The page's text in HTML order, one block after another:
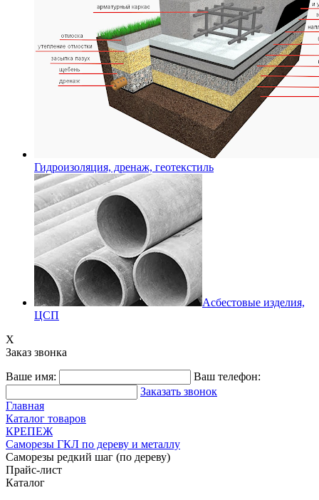
Гидроизоляция, дренаж, геотекстиль
Асбестовые изделия,
ЦСП
X
Заказ звонка
Ваше имя:
Ваш телефон:
Заказать звонок
Главная
Каталог товаров
КРЕПЕЖ
Саморезы ГКЛ по дереву и металлу
Саморезы редкий шаг (по дереву)
Прайс-лист
Каталог